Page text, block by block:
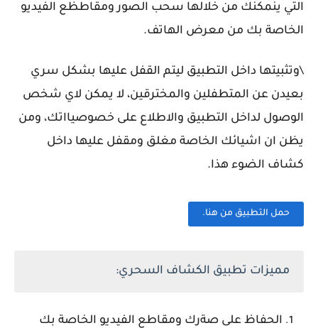
التي ينمكنك من خلالها سحب الصور ومقاطظع الفيديو
الخاصة بك من معرض الهاتف.
\وتثبيتها داخل التطبيق ليتم القفل عليها بشكل سري
بعيدن عن المتطفلين والمخترقين، لا يمكن لاي شخص
الوصول لداخل التطبيق والاطلاع على خصوصيااتك، ومن
يظن ان اشيائك الخاصة مغلق ومقفل عليها داخل
كشاف الضوء هذا.
حمل التطبيق من هنا.
مميزات تطبيق الكشاف السحري:
الحفاظ على صةرك ومقاطع الفيديو الخاصة بك